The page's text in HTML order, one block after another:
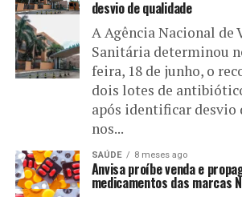
desvio de qualidade
A Agência Nacional de
Sanitária determinou
feira, 18 de junho, o
dois lotes de
após identificar desvio
nos...
SAÚDE 8 meses ago
Anvisa proíbe venda e
medicamentos das marcas